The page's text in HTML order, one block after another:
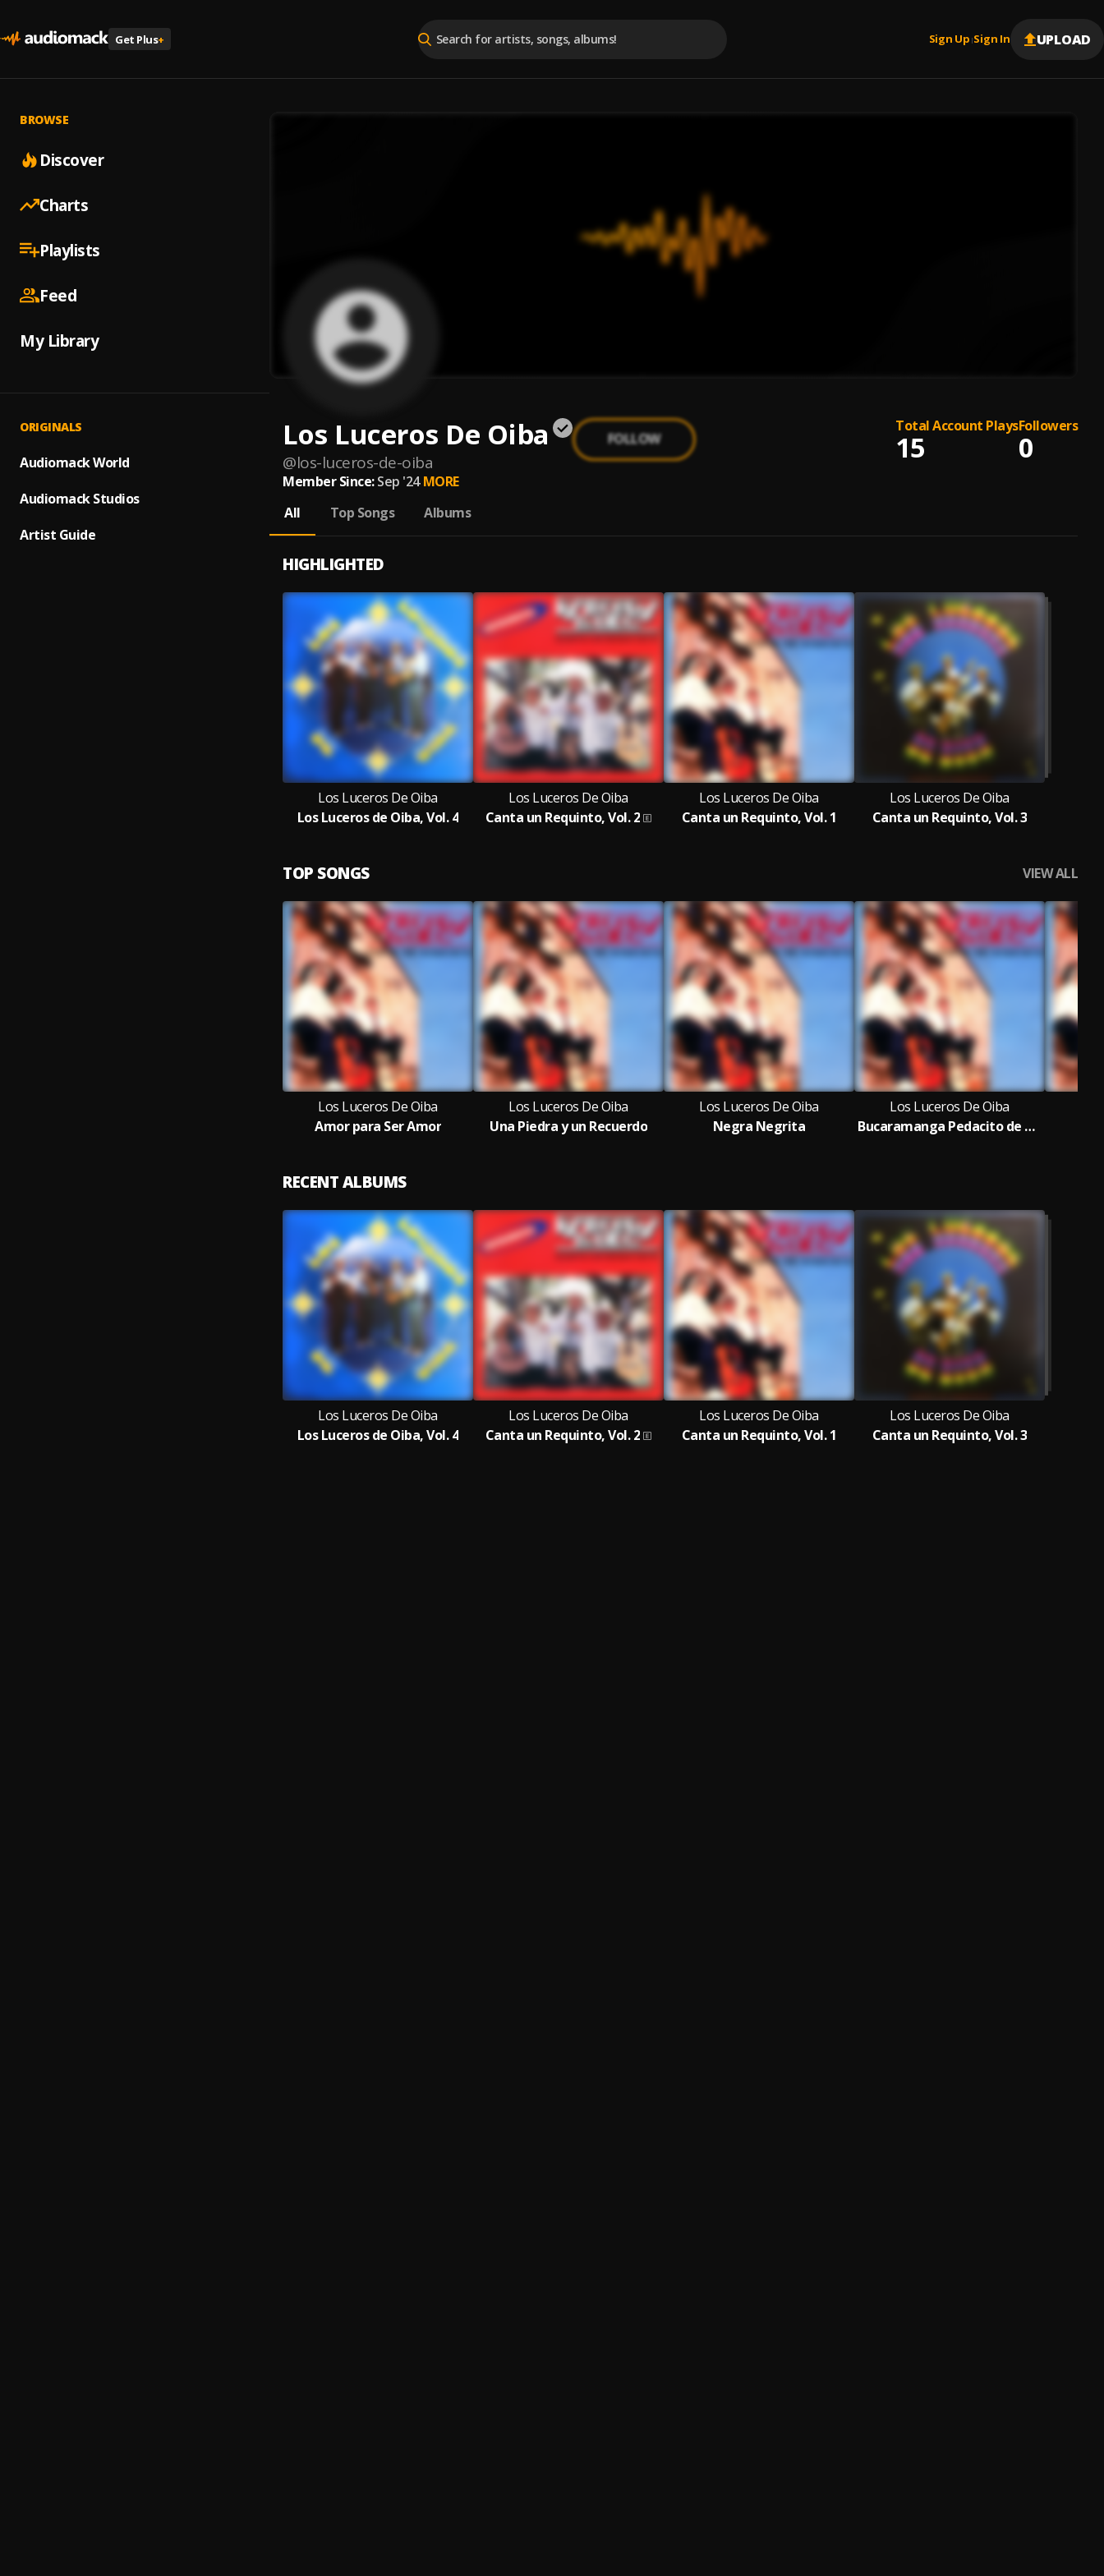
Get Plus+ Sign Up |Sign In UPLOAD
BROWSE
Discover
Charts
Playlists
Feed
My Library
ORIGINALS
Audiomack World
Audiomack Studios
Artist Guide
Los Luceros De Oiba
@los-luceros-de-oiba
FOLLOW
Total Account Plays
15
Followers
0
Member Since: Sep '24 MORE
All
Top Songs Albums
HIGHLIGHTED
Los Luceros De Oiba
Los Luceros de Oiba, Vol. 4
Los Luceros De Oiba
Canta un Requinto, Vol. 2
Los Luceros De Oiba
Canta un Requinto, Vol. 1
Los Luceros De Oiba
Canta un Requinto, Vol. 3
TOP SONGS VIEW ALL
Los Luceros De Oiba
Amor para Ser Amor
Los Luceros De Oiba
Una Piedra y un Recuerdo
Los Luceros De Oiba
Negra Negrita
Los Luceros De Oiba
Bucaramanga Pedacito de Cielo
RECENT ALBUMS
Los Luceros De Oiba
Los Luceros de Oiba, Vol. 4
Los Luceros De Oiba
Canta un Requinto, Vol. 2
Los Luceros De Oiba
Canta un Requinto, Vol. 1
Los Luceros De Oiba
Canta un Requinto, Vol. 3